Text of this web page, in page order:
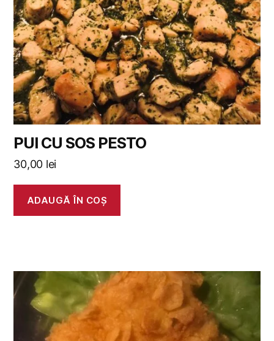
PUI CU SOS PESTO
30,00 lei
ADAUGĂ ÎN COȘ